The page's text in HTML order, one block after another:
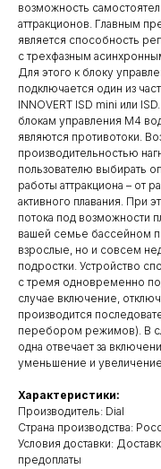
возможность
аттракционов. Главным
является способность
с трехфазным
Для этого к блоку
подключается один из
INNOVERT ISD mini или
блокам управления М4
являются противотоки.
производительностью
пользователю выбирать
работы аттракциона – от
активного плавания. При
потока под возможности
вашей семье бассейном
взрослые, но и совсем
подростки. Устройство
с тремя одновременно
случае включение,
производится
перебором режимов). В
одна отвечает за
уменьшение и
Характеристики:
Производитель: Dial
Cтрана производства:
Условия доставки:
предоплаты